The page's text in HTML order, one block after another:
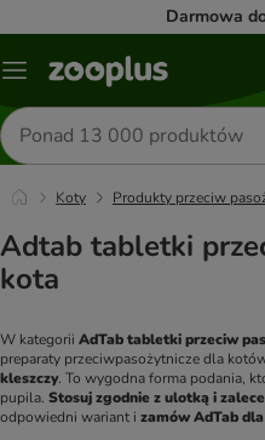
Darmowa
Menu
Szukaj
produktów
Koty Produkty przeciw
Adtab tabletki
kota
W kategorii AdTab tabletki przeciw
preparaty przeciwpasożytnicze dla
kleszczy. To wygodna forma podania,
pupila. Stosuj zgodnie z ulotką i
odpowiedni wariant i zamów AdTab